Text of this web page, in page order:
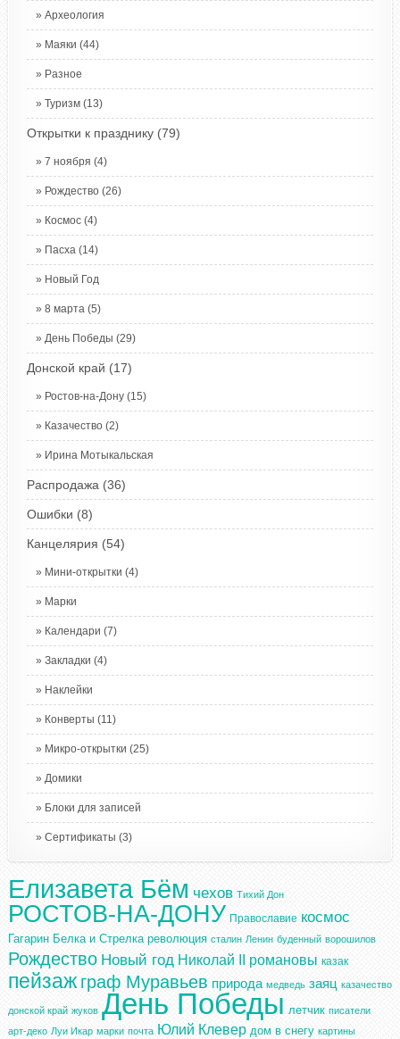
Археология
Маяки (44)
Разное
Туризм (13)
Открытки к празднику (79)
7 ноября (4)
Рождество (26)
Космос (4)
Пасха (14)
Новый Год
8 марта (5)
День Победы (29)
Донской край (17)
Ростов-на-Дону (15)
Казачество (2)
Ирина Мотыкальская
Распродажа (36)
Ошибки (8)
Канцелярия (54)
Мини-открытки (4)
Марки
Календари (7)
Закладки (4)
Наклейки
Конверты (11)
Микро-открытки (25)
Домики
Блоки для записей
Сертификаты (3)
Елизавета Бём чехов Тихий Дон
РОСТОВ-НА-ДОНУ Православие космос
Гагарин Белка и Стрелка революция сталин Ленин буденный ворошилов
Рождество Новый год Николай II романовы казак
пейзаж граф Муравьев природа медведь заяц казачество
донской край жуков День Победы летчик писатели
арт-деко Луи Икар марки почта Юлий Клевер дом в снегу картины